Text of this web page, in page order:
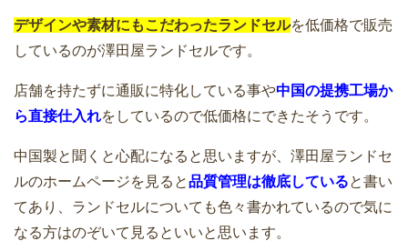
デザインや素材にもこだわったランドセルを低価格で販売
しているのが澤田屋ランドセルです。
店舗を持たずに通販に特化している事や中国の提携工場か
ら直接仕入れをしているので低価格にできたそうです。
中国製と聞くと心配になると思いますが、澤田屋ランドセ
ルのホームページを見ると品質管理は徹底していると書い
てあり、ランドセルについても色々書かれているので気に
なる方はのぞいて見るといいと思います。